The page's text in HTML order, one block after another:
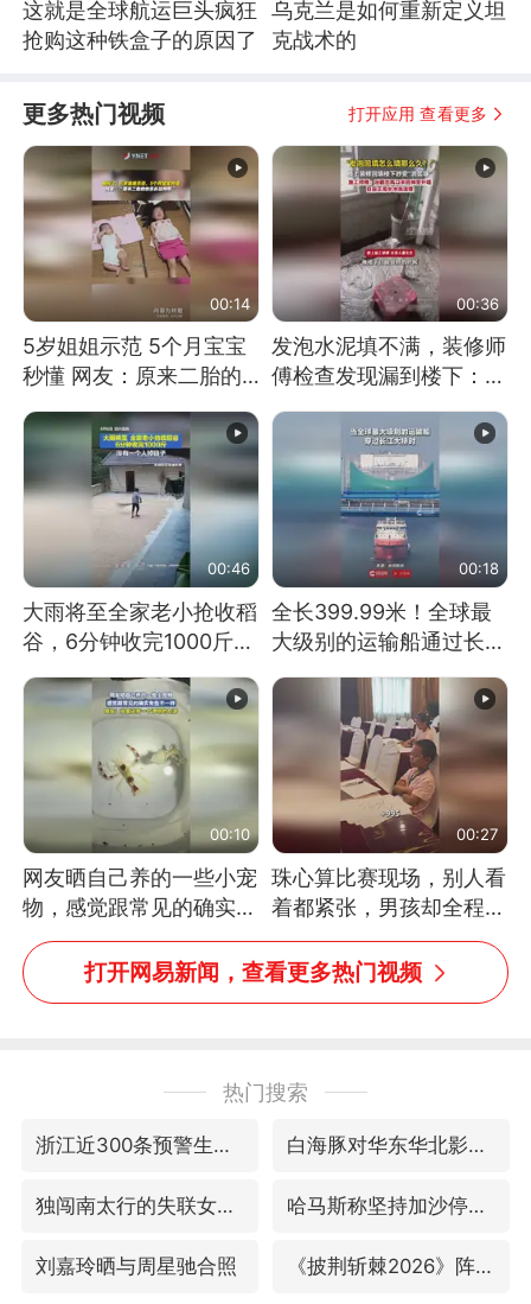
这就是全球航运巨头疯狂
抢购这种铁盒子的原因了
乌克兰是如何重新定义坦
克战术的
更多热门视频 打开应用 查看更多
00:14
5岁姐姐示范 5个月宝宝
秒懂 网友：原来二胎的
00:36
发泡水泥填不满，装修师
傅检查发现漏到楼下：出
00:46
大雨将至全家老小抢收稻
谷，6分钟收完1000斤，
00:18
全长399.99米！全球最
大级别的运输船通过长江
00:10
网友晒自己养的一些小宠
物，感觉跟常见的确实有
些不一样
00:27
珠心算比赛现场，别人看
着都紧张，男孩却全程气
定神闲、从容作答，最终
拿下冠军。网友：这淡定
的样子，一看就是有实
打开网易新闻，查看更多热门视频
热门搜索
浙江近300条预警生效中 今夜大部暴雨 白海豚对华东华北影响会大于巴威
独闯南太行的失联女生最后轨迹已确认 哈马斯称坚持加沙停火协议路线图
刘嘉玲晒与周星驰合照 《披荆斩棘2026》阵容官宣